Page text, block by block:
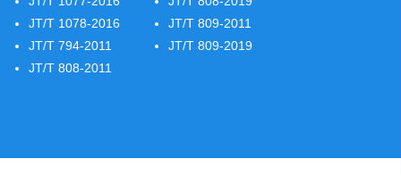
JT/T 1078-2016
JT/T 794-2011
JT/T 808-2011
JT/T 809-2011
JT/T 809-2019